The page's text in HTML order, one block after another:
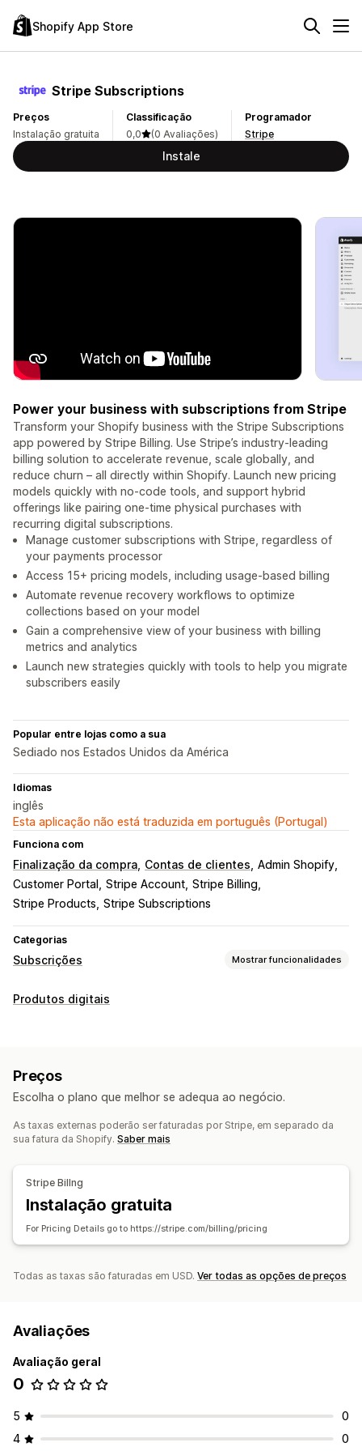
Shopify App Store
Stripe Subscriptions
Preços
Instalação gratuita
Classificação
0,0
(0 Avaliações)
Programador
Stripe
Instale
Power your business with subscriptions from Stripe
Transform your Shopify business with the Stripe Subscriptions
app powered by Stripe Billing. Use Stripe’s industry-leading
billing solution to accelerate revenue, scale globally, and
reduce churn – all directly within Shopify. Launch new pricing
models quickly with no-code tools, and support hybrid
offerings like pairing one-time physical purchases with
recurring digital subscriptions.
Manage customer subscriptions with Stripe, regardless of
your payments processor
Access 15+ pricing models, including usage-based billing
Automate revenue recovery workflows to optimize
collections based on your model
Gain a comprehensive view of your business with billing
metrics and analytics
Launch new strategies quickly with tools to help you migrate
subscribers easily
Popular entre lojas como a sua
Sediado nos Estados Unidos da América
Idiomas
inglês
Esta aplicação não está traduzida em português (Portugal)
Funciona com
Finalização da compra Contas de clientes Admin Shopify
Customer Portal
Stripe Account Stripe Billing
Stripe Products Stripe Subscriptions
Categorias
Subscrições Mostrar funcionalidades
Tipos de subscrição
Produtos físicos
Pagamentos recorrentes Subscrição e poupança
Produtos digitais
Preços
Escolha o plano que melhor se adequa ao negócio.
As taxas externas poderão ser faturadas por Stripe, em separado da
sua fatura da Shopify. Saber mais
Stripe Billng
Instalação gratuita
For Pricing Details go to https://stripe.com/billing/pricing
Todas as taxas são faturadas em USD. Ver todas as opções de preços
Avaliações
Avaliação geral
0
5
0
4
0